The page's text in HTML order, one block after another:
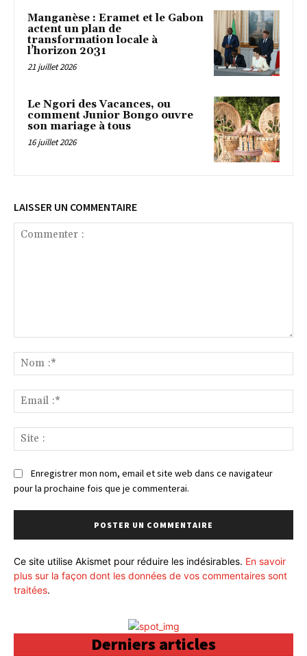
Manganèse : Eramet et le Gabon
actent un plan de
transformation locale à
l’horizon 2031
21 juillet 2026
‎Le Ngori des Vacances, ou
comment Junior Bongo ouvre
son mariage à tous
16 juillet 2026
LAISSER UN COMMENTAIRE
:*
:*
:
Enregistrer mon nom, email et site web dans ce navigateur
pour la prochaine fois que je commenterai.
Ce site utilise Akismet pour réduire les indésirables. En savoir
plus sur la façon dont les données de vos commentaires sont
traitées.
Derniers articles